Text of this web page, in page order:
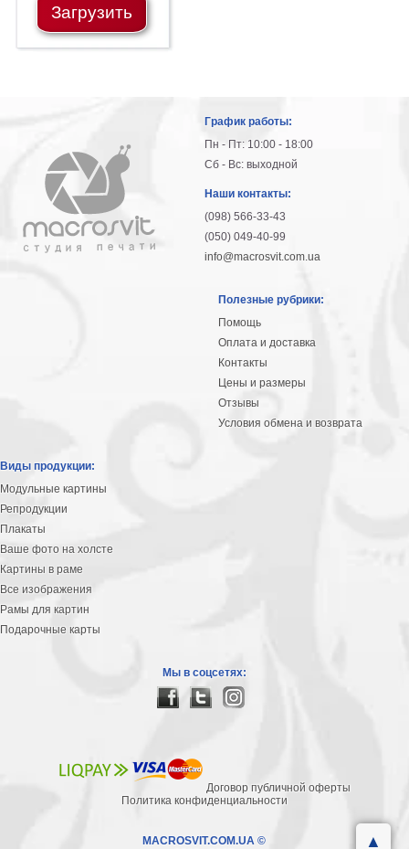
Загрузить
График работы:
Пн - Пт: 10:00 - 18:00
Сб - Вс: выходной
Наши контакты:
(098) 566-33-43
(050) 049-40-99
info@macrosvit.com.ua
Полезные рубрики:
Помощь
Оплата и доставка
Контакты
Цены и размеры
Отзывы
Условия обмена и возврата
Виды продукции:
Модульные картины
Репродукции
Плакаты
Ваше фото на холсте
Картины в раме
Все изображения
Рамы для картин
Подарочные карты
Мы в соцсетях:
Договор публичной оферты
Политика конфиденциальности
MACROSVIT.COM.UA ©
▲